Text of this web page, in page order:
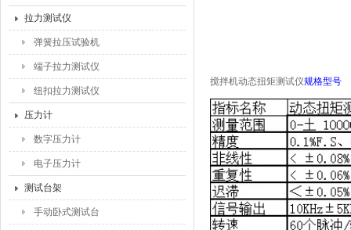
拉力测试仪
弹簧拉压试验机
端子拉力测试仪
纽扣拉力测试仪
压力计
数字压力计
电子压力计
测试台架
手动卧式测试台
搅拌机动态扭矩测试仪规格型号